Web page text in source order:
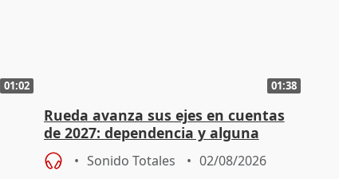
01:02 01:38
Rueda avanza sus ejes en cuentas
de 2027: dependencia y alguna
rebaja fiscal más en vivienda
Sonido Totales 02/08/2026